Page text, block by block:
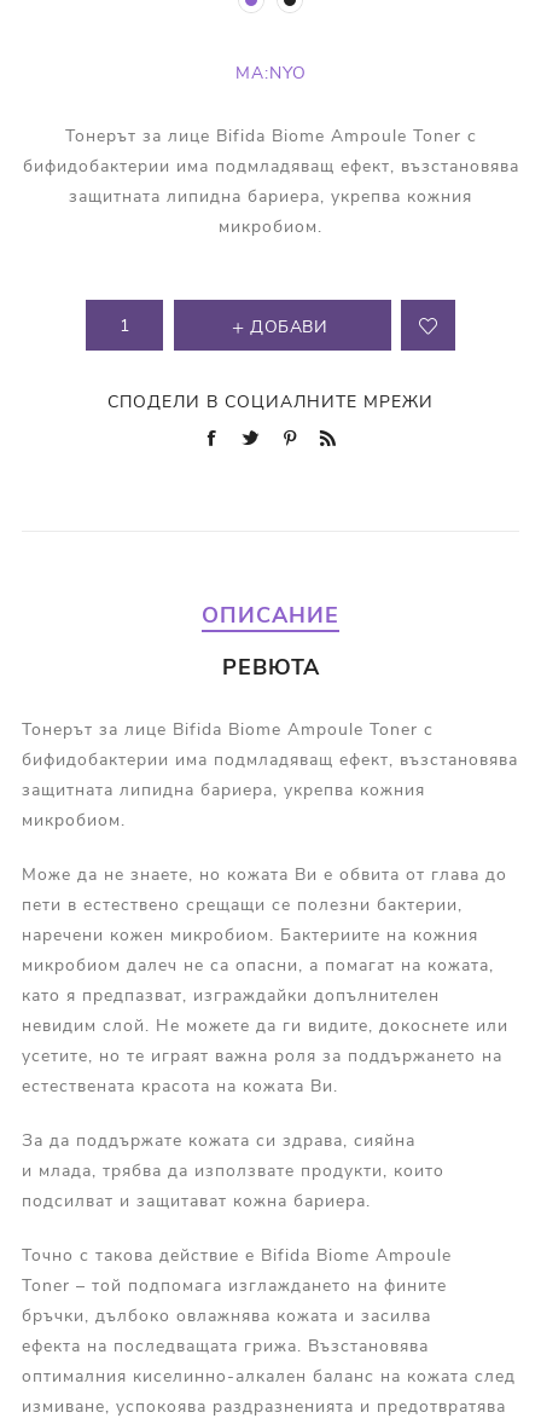
MA:NYO
Тонерът за лице Bifida Biome Ampoule Toner с
бифидобактерии има подмладяващ ефект, възстановява
защитната липидна бариера, укрепва кожния
микробиом.
ДОБАВИ
СПОДЕЛИ В СОЦИАЛНИТЕ МРЕЖИ
ОПИСАНИЕ
РЕВЮТА
Тонерът за лице Bifida Biome Ampoule Toner с
бифидобактерии има подмладяващ ефект, възстановява
защитната липидна бариера, укрепва кожния
микробиом.
Може да не знаете, но кожата Ви е обвита от глава до
пети в естествено срещащи се полезни бактерии,
наречени кожен микробиом. Бактериите на кожния
микробиом далеч не са опасни, а помагат на кожата,
като я предпазват, изграждайки допълнителен
невидим слой. Не можете да ги видите, докоснете или
усетите, но те играят важна роля за поддържането на
естествената красота на кожата Ви.
За да поддържате кожата си здрава, сияйна
и млада, трябва да използвате продукти, които
подсилват и защитават кожна бариера.
Точно с такова действие е Bifida Biome Ampoule
Toner – той подпомага изглаждането на фините
бръчки, дълбоко овлажнява кожата и засилва
ефекта на последващата грижа. Възстановява
оптималния киселинно-алкален баланс на кожата след
измиване, успокоява раздразненията и предотвратява